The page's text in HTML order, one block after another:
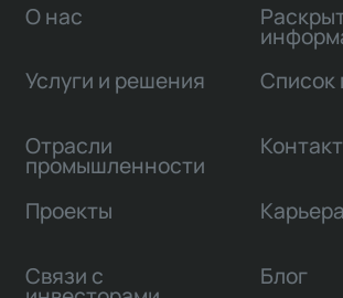
О нас
Услуги и решения
Отрасли
промышленности
Проекты
Связи с
Список
Карьера
Блог